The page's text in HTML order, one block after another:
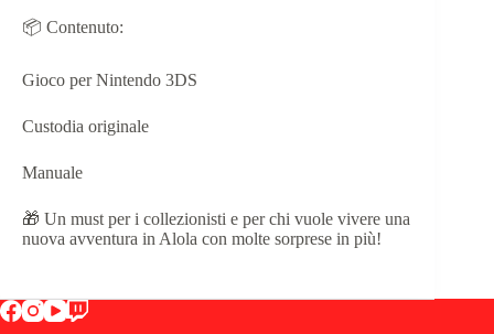
📦 Contenuto:
Gioco per Nintendo 3DS
Custodia originale
Manuale
🎁 Un must per i collezionisti e per chi vuole vivere una
nuova avventura in Alola con molte sorprese in più!